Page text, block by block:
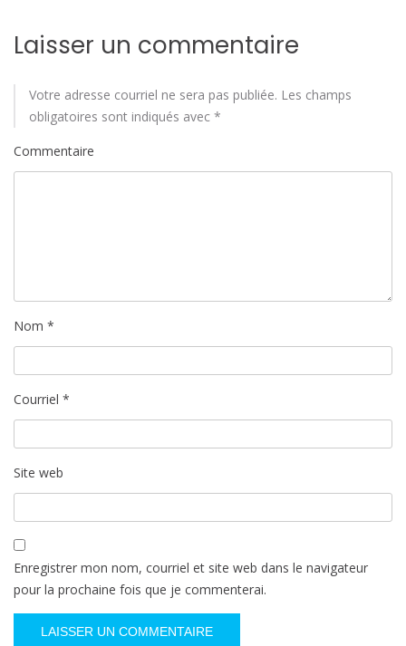
r
t
i
c
Laisser un commentaire
Votre adresse courriel ne sera pas publiée. Les champs
obligatoires sont indiqués avec *
Commentaire
Nom *
Courriel *
Site web
Enregistrer mon nom, courriel et site web dans le navigateur
pour la prochaine fois que je commenterai.